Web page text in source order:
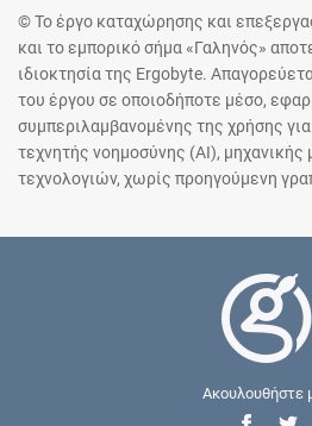
© Το έργο καταχώρησης και
και το εμπορικό σήμα «Γαληνός»
ιδιοκτησία της Ergobyte.
του έργου σε οποιοδήποτε μέσο,
συμπεριλαμβανομένης της χρήσης
τεχνητής νοημοσύνης (AI),
τεχνολογιών, χωρίς προηγούμενη
Ακουλουθήστε